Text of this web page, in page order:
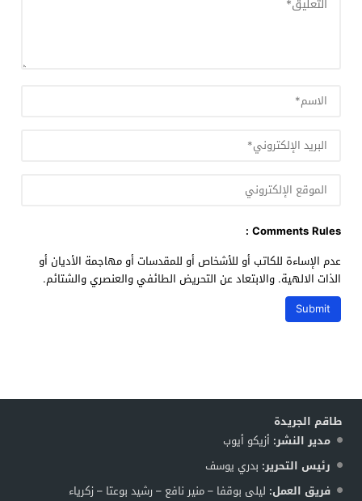
Comments Rules :
عدم الإساءة للكاتب أو للأشخاص أو للمقدسات أو مهاجمة الأديان أو
الذات الالهية. والابتعاد عن التحريض الطائفي والعنصري والشتائم.
طاقم الجريدة
مدير النشر: أزيكو أيوب
رئيس التحرير: بدري يوسف
فريق العمل: ليلى بوقفا – منير نافع – رشيد بوعتا – زكرياء